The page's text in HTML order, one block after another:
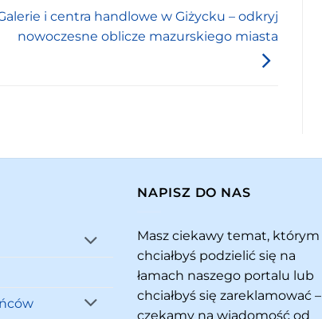
i centra handlowe w Giżycku – odkryj
nowoczesne oblicze mazurskiego miasta
NAPISZ DO NAS
Masz ciekawy temat, którym
chciałbyś podzielić się na
łamach naszego portalu lub
chciałbyś się zareklamować –
czekamy na wiadomość od